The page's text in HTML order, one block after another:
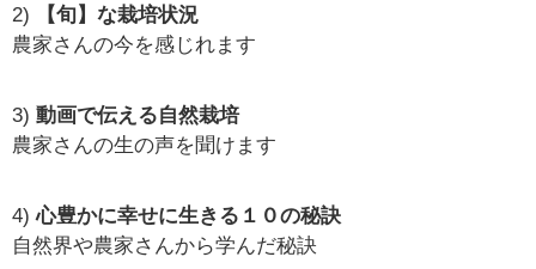
2)
【旬】な栽培状況
農家さんの今を感じれます
3) 動画で伝える自然栽培
農家さんの生の声を聞けます
4)心豊かに幸せに生きる１０の秘訣
自然界や農家さんから学んだ秘訣